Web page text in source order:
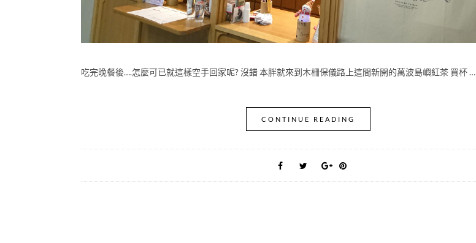
吃完晚餐後….怎麼可已就這樣空手回家呢? 沒錯 本胖就來到木柵保儀路上這間新開的萬波島嶼紅茶 買杯 …
CONTINUE READING